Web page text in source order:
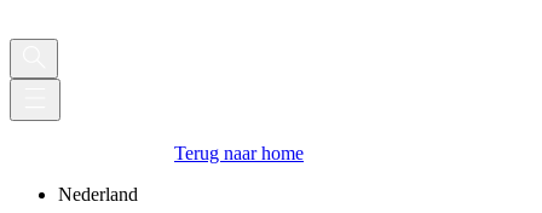
Terug naar home
Nederland